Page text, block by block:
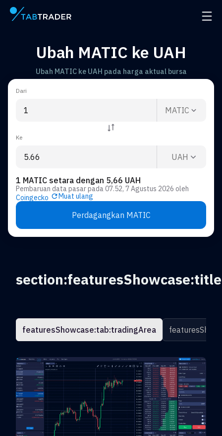
Halaman utama Buka
Ubah MATIC ke UAH
Ubah MATIC ke UAH pada harga aktual bursa
Dari
MATIC
Ke
UAH
1 MATIC setara dengan 5,66 UAH
Pembaruan data pasar pada07.52, 7 Agustus 2026 oleh
Coingecko
Muat ulang
Perdagangkan MATIC
section:featuresShowcase:title
featuresShowcase:tab:tradingArea